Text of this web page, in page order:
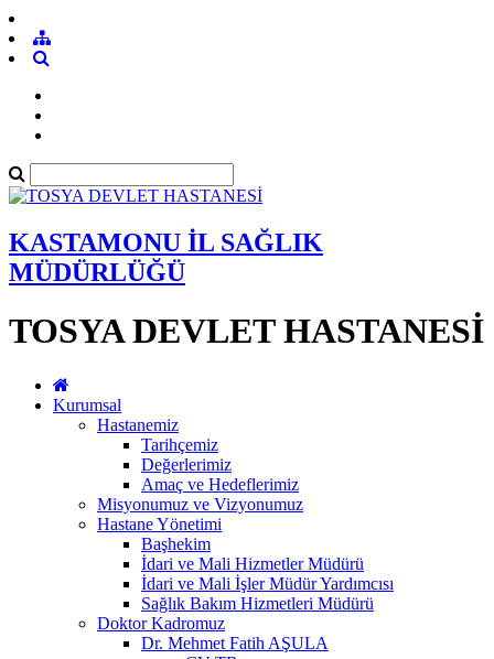
KASTAMONU İL SAĞLIK
MÜDÜRLÜĞÜ
TOSYA DEVLET HASTANESİ
Kurumsal
Hastanemiz
Tarihçemiz
Değerlerimiz
Amaç ve Hedeflerimiz
Misyonumuz ve Vizyonumuz
Hastane Yönetimi
Başhekim
İdari ve Mali Hizmetler Müdürü
İdari ve Mali İşler Müdür Yardımcısı
Sağlık Bakım Hizmetleri Müdürü
Doktor Kadromuz
Dr. Mehmet Fatih AŞULA